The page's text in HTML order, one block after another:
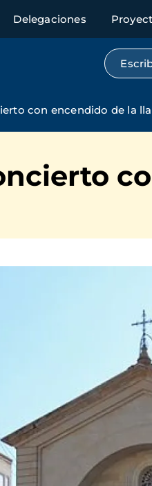
Delegaciones
con encendido de la